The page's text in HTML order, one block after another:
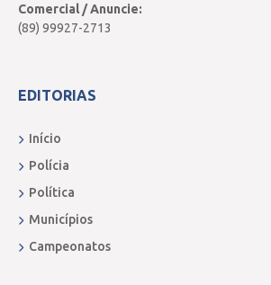
Comercial / Anuncie:
(89) 99927-2713
EDITORIAS
Início
Polícia
Política
Municípios
Campeonatos